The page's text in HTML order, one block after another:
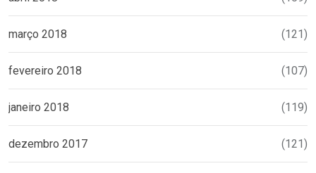
março 2018 (121)
fevereiro 2018 (107)
janeiro 2018 (119)
dezembro 2017 (121)